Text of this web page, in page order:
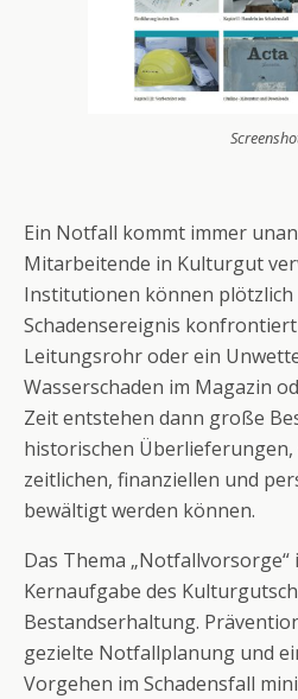
Ein Notfall kommt immer
Mitarbeitende in Kulturgut
Institutionen können plötzlich
Schadensereignis
Leitungsrohr oder ein
Wasserschaden im Magazin
Zeit entstehen dann große
historischen
zeitlichen, finanziellen und
bewältigt werden können.
Das Thema „Notfallvorsorge“
Kernaufgabe des
Bestandserhaltung.
gezielte Notfallplanung und
Vorgehen im Schadensfall